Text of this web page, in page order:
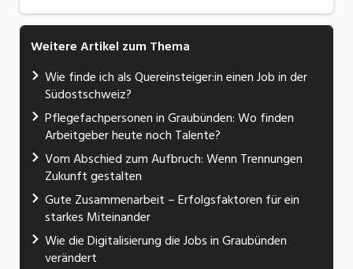
Weitere Artikel zum Thema
Wie finde ich als Quereinsteiger:in einen Job in der
Südostschweiz?
Pflegefachpersonen in Graubünden: Wo finden
Arbeitgeber heute noch Talente?
Vom Abschied zum Aufbruch: Wenn Trennungen
Zukunft gestalten
Gute Zusammenarbeit – Erfolgsfaktoren für ein
starkes Miteinander
Wie die Digitalisierung die Jobs in Graubünden
verändert